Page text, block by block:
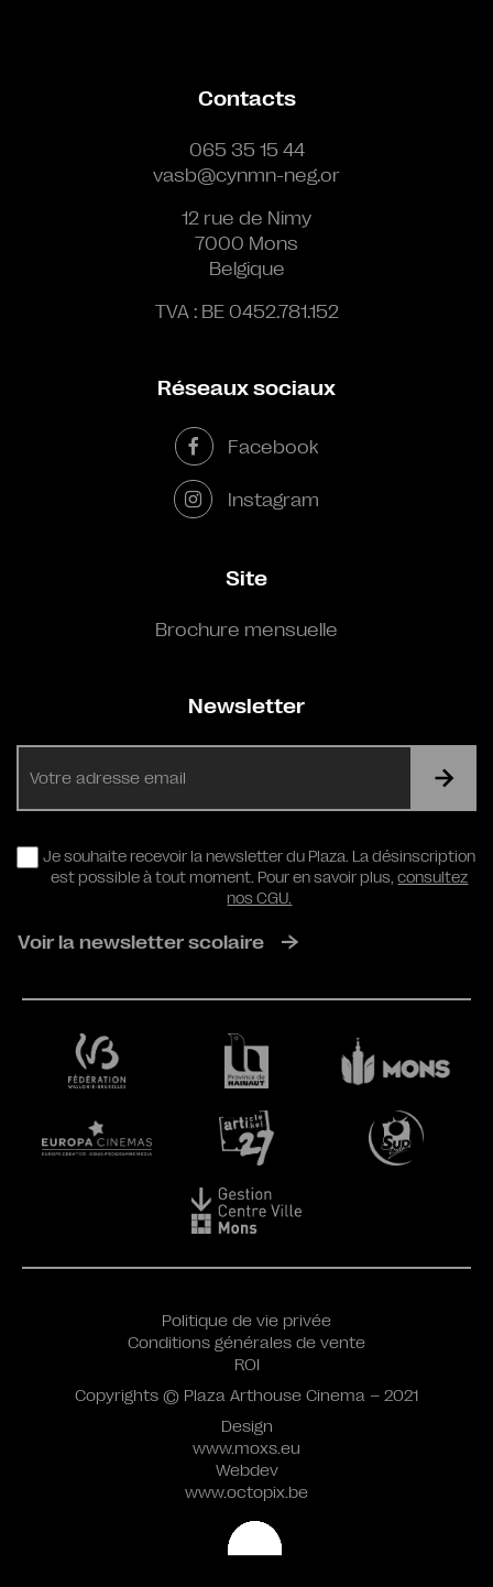
Contacts
065 35 15 44
vasb@cynmn-neg.or
12 rue de Nimy
7000 Mons
Belgique
TVA : BE 0452.781.152
Réseaux sociaux
Facebook
Instagram
Site
Brochure mensuelle
Newsletter
RGPD
Je souhaite recevoir la newsletter du Plaza. La désinscription
est possible à tout moment. Pour en savoir plus,consultez
nos CGU.
Voir la newsletter scolaire
Design
www.moxs.eu
Webdev
www.octopix.be
Politique de vie privée
Conditions générales de vente
ROI
Copyrights © Plaza Arthouse Cinema – 2021